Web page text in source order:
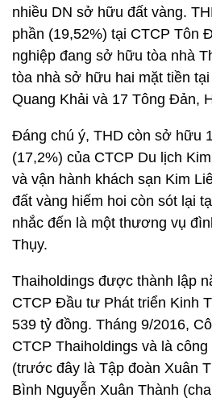
nhiều DN sở hữu đất vàng.
phần (19,52%) tại CTCP Tôn
nghiệp đang sở hữu tòa nhà
tòa nhà sở hữu hai mặt tiền
Quang Khải và 17 Tông Đản,
Đáng chú ý, THD còn sở hữu
(17,2%) của CTCP Du lịch
và vận hành khách sạn Kim
đất vàng hiếm hoi còn sót lại
nhắc đến là một thương vụ
Thụy.
Thaiholdings được thành lập
CTCP Đầu tư Phát triển Kinh
539 tỷ đồng. Tháng 9/2016,
CTCP Thaiholdings và là
(trước đây là Tập đoàn Xuân
Bình Nguyễn Xuân Thành